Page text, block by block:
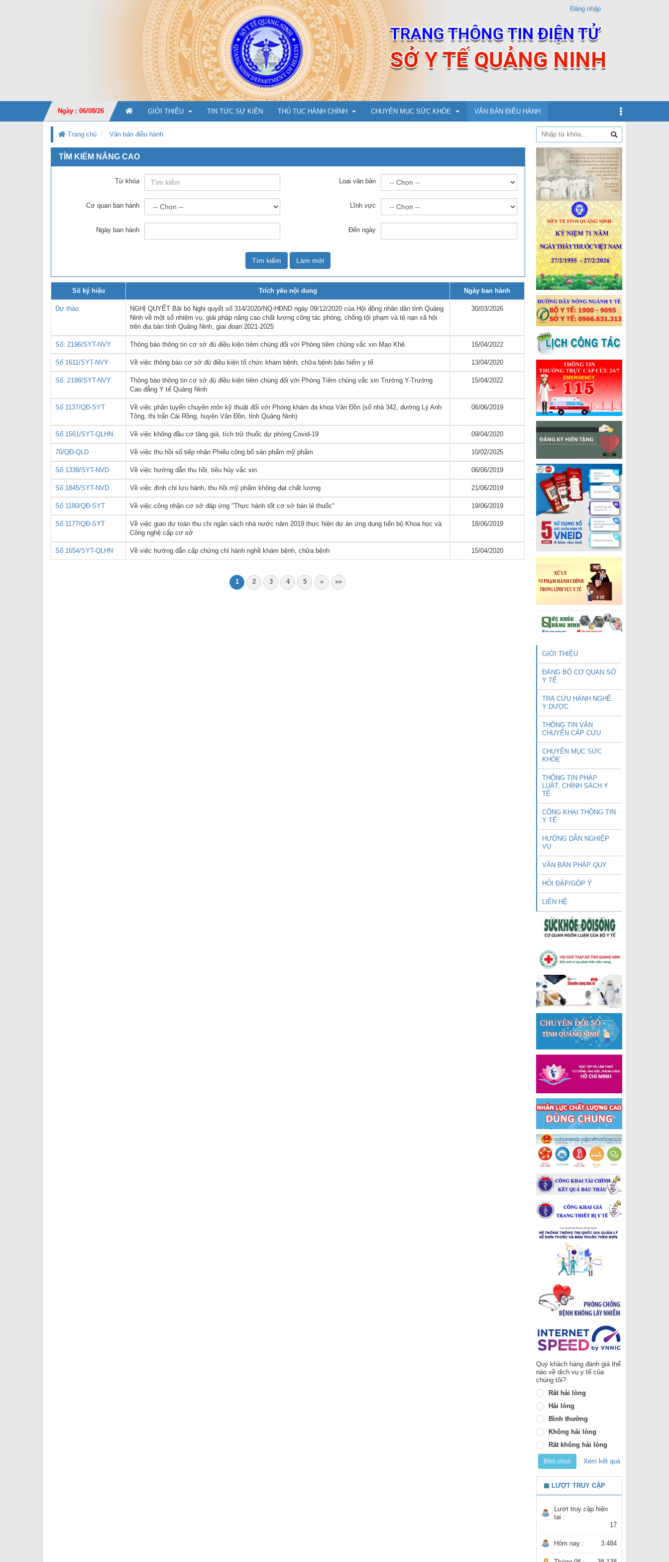
Đăng nhập
Ngày : 06/08/26 GIỚI THIỆU
CHỨC NĂNG, NHIỆM VỤ
TỔ CHỨC BỘ MÁYBan Giám đốc
Văn phòng
Nghiệp vụ Dược
Kế hoạch tài chính
Phòng Dân số và Phát triển
Phòng Bảo trợ xã hội và Trẻ em
Cơ quan, đơn vị trực thuộc
KẾ HOẠCH PHÁT TRIỂN
QUY CHẾ LÀM VIỆC SỞ Y TẾ
TIN TỨC SỰ KIỆN THỦ TỤC HÀNH CHÍNH
Dân số, Bà mẹ - Trẻ em
Bảo trợ xã hội
Tổ chức cán bộ, Thi đua khen thưởng
Phòng chống tệ nạn xã hội
An toàn vệ sinh thực phẩm
Khám chữa bệnh
Dược và Mỹ phẩm
Phòng bệnh
Tài chính kế toán
Trang thiết bị y tế
Giám định
Nghiên cứu KH & CNTT
CHUYÊN MỤC SỨC KHỎE
An toàn tiêm chủng vắc xin
Hướng dẫn tiêm cho trẻ từ 5 - dưới 12 tuổi
Chuyện cùng bác sỹ
Hiên mô, tạng
VĂN BẢN ĐIỀU HÀNH
Trang chủ Văn bản điều hành
TÌM KIẾM NÂNG CAO
Từ khóa Loại văn bản
Cơ quan ban hành Lĩnh vực
Ngày ban hành Đến ngày
Tìm kiếm Làm mới
Số ký hiệu Trích yếu nội dung Ngày ban hành
Dự thảo
NGHỊ QUYẾT Bãi bỏ Nghị quyết số 314/2020/NQ-HĐND ngày 09/12/2020 của Hội đồng nhân dân tỉnh Quảng
Ninh về một số nhiệm vụ, giải pháp nâng cao chất lượng công tác phòng, chống tội phạm và tệ nạn xã hội
trên địa bàn tỉnh Quảng Ninh, giai đoạn 2021-2025
30/03/2026
Số: 2196/SYT-NVY Thông báo thông tin cơ sở đủ điều kiện tiêm chủng đối với Phòng tiêm chủng vắc xin Mạo Khê. 15/04/2022
Số 1611/SYT-NVY Về việc thông báo cơ sở đủ điều kiện tổ chức khám bệnh, chữa bệnh bảo hiểm y tế 13/04/2020
Số: 2198/SYT-NVY
Thông báo thông tin cơ sở đủ điều kiện tiêm chủng đối với Phòng Tiêm chủng vắc xin Trường Y-Trường
Cao đẳng Y tế Quảng Ninh
15/04/2022
Số 1137/QĐ-SYT
Về việc phân tuyến chuyên môn kỹ thuật đối với Phòng khám đa khoa Vân Đồn (số nhà 342, đường Lý Anh
Tông, thị trấn Cái Rồng, huyện Vân Đồn, tỉnh Quảng Ninh)
06/06/2019
Số 1561/SYT-QLHN Về việc không đầu cơ tăng giá, tích trữ thuốc dự phòng Covid-19 09/04/2020
70/QĐ-QLD Về việc thu hồi số tiếp nhận Phiếu công bố sản phẩm mỹ phẩm 10/02/2025
Số 1339/SYT-NVD Về việc hướng dẫn thu hồi, tiêu hủy vắc xin 06/06/2019
Số 1845/SYT-NVD Về việc đình chỉ lưu hành, thu hồi mỹ phẩm không đạt chất lượng 21/06/2019
Số 1180/QĐ-SYT Về việc công nhận cơ sở đáp ứng "Thực hành tốt cơ sở bán lẻ thuốc" 19/06/2019
Số 1177/QĐ-SYT
Về việc giao dự toán thu chi ngân sách nhà nước năm 2019 thực hiện dự án ứng dụng tiến bộ Khoa học và
Công nghệ cấp cơ sở
18/06/2019
Số 1654/SYT-QLHN Về việc hướng dẫn cấp chứng chỉ hành nghề khám bệnh, chữa bệnh 15/04/2020
1 2 3 4 5 » »»
GIỚI THIỆU
ĐẢNG BỘ CƠ QUAN SỞ
Y TẾ
TRA CỨU HÀNH NGHỀ
Y DƯỢC
THÔNG TIN VẬN
CHUYỂN CẤP CỨU
CHUYÊN MỤC SỨC
KHỎE
THÔNG TIN PHÁP
LUẬT, CHÍNH SÁCH Y
TẾ
CÔNG KHAI THÔNG TIN
Y TẾ
HƯỚNG DẪN NGHIỆP
VỤ
VĂN BẢN PHÁP QUY
HỎI ĐÁP/GÓP Ý
LIÊN HỆ
Quý khách hàng đánh giá thế
nào về dịch vụ y tế của
chúng tôi?
Rất hài lòng
Hài lòng
Bình thường
Không hài lòng
Rất không hài lòng
Bình chọn Xem kết quả
LƯỢT TRUY CẬP
Lượt truy cập hiện
tại :
17
Hôm nay : 3.484